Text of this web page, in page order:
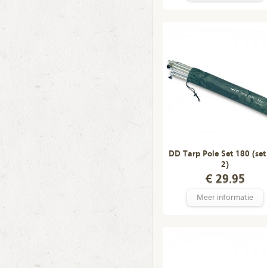
DD Tarp Pole Set 180
2)
€ 29.95
Meer informatie